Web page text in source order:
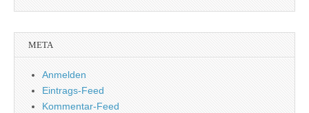
META
Anmelden
Eintrags-Feed
Kommentar-Feed